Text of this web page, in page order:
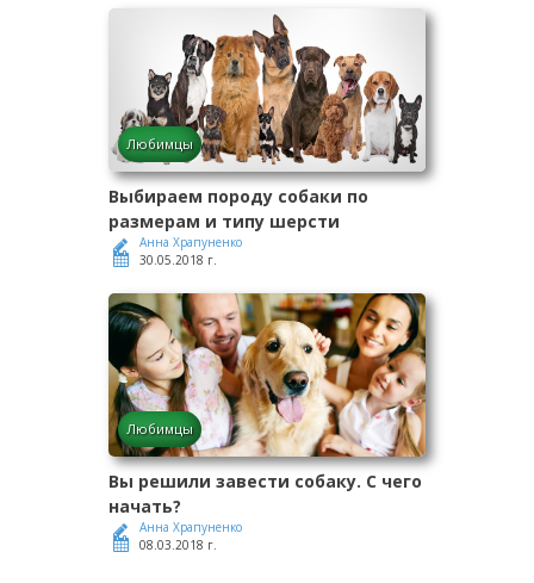
Любимцы
Выбираем породу собаки по
размерам и типу шерсти
Анна Храпуненко
30.05.2018 г.
Любимцы
Вы решили завести собаку. С чего
начать?
Анна Храпуненко
08.03.2018 г.